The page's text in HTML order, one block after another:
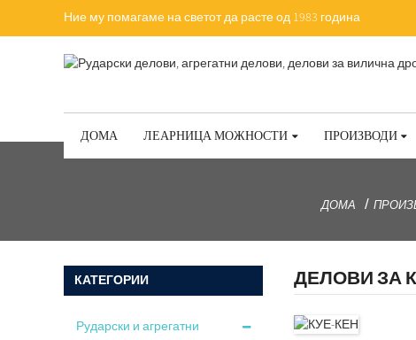
Ние му помагаме на светот да расте од 1983 година
ДОМА ЛЕАРНИЦА МОЖНОСТИ ПРОИЗВОДИ
ДОМА
КАТЕГОРИИ
Рударски и агрегатни
ДЕЛОВИ ЗА